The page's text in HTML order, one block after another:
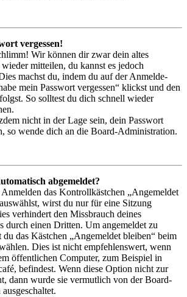
vergessen!
Wir können dir zwar dein altes
mitteilen, du kannst es jedoch
machst du, indem du auf der Anmelde-
mein Passwort vergessen“ klickst und den
So solltest du dich schnell wieder
nicht in der Lage sein, dein Passwort
so wende dich an die Board-Administration.
abgemeldet?
das Kontrollkästchen „Angemeldet
wirst du nur für eine Sitzung
verhindert den Missbrauch deines
durch einen Dritten. Um angemeldet zu
du das Kästchen „Angemeldet bleiben“ beim
Dies ist nicht empfehlenswert, wenn
öffentlichen Computer, zum Beispiel in
befindest. Wenn diese Option nicht zur
dann wurde sie vermutlich von der Board-